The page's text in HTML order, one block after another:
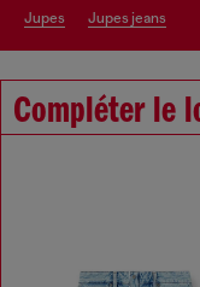
jupes jupes jeans
Compléter le